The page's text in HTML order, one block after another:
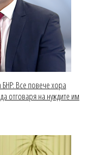
БНР: Все повече хора
отговаря на нуждите им